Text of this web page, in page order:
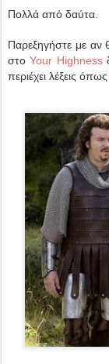
Πολλά από δαύτα.
Παρεξηγήστε με αν
στοYour Highness
περιέχει λέξεις